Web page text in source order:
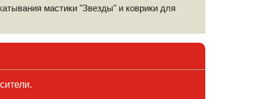
мастики "Звезды" и коврики для